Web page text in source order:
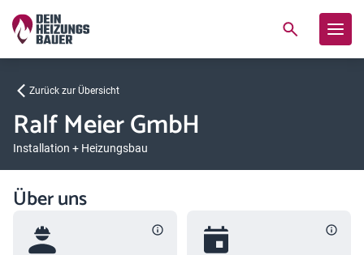
Zurück zur Übersicht
Ralf Meier GmbH
Installation + Heizungsbau
Über uns